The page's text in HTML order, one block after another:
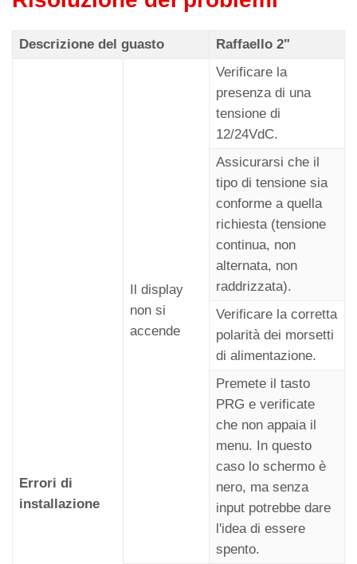
Descrizione del guasto Raffaello 2"
Errori di
installazione
Il display
non si
accende
Verificare la
presenza di una
tensione di
12/24VdC.
Assicurarsi che il
tipo di tensione sia
conforme a quella
richiesta (tensione
continua, non
alternata, non
raddrizzata).
Verificare la corretta
polarità dei morsetti
di alimentazione.
Premete il tasto
PRG e verificate
che non appaia il
menu. In questo
caso lo schermo è
nero, ma senza
input potrebbe dare
l'idea di essere
spento.